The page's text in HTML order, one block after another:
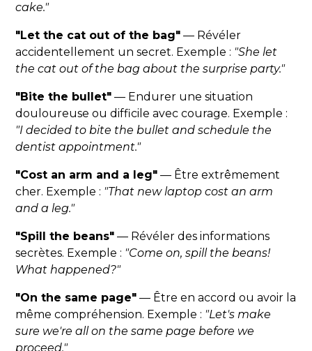
cake."
"Let the cat out of the bag" — Révéler
accidentellement un secret. Exemple : "She let
the cat out of the bag about the surprise party."
"Bite the bullet" — Endurer une situation
douloureuse ou difficile avec courage. Exemple :
"I decided to bite the bullet and schedule the
dentist appointment."
"Cost an arm and a leg" — Être extrêmement
cher. Exemple : "That new laptop cost an arm
and a leg."
"Spill the beans" — Révéler des informations
secrètes. Exemple : "Come on, spill the beans!
What happened?"
"On the same page" — Être en accord ou avoir la
même compréhension. Exemple : "Let's make
sure we're all on the same page before we
proceed."